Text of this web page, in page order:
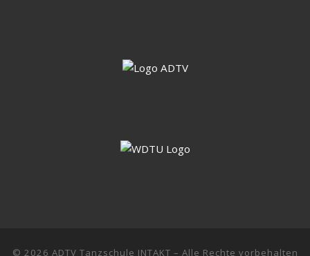
© 2026 ADTV Tanzschule INTAKT – Alle Rechte vorbehalten